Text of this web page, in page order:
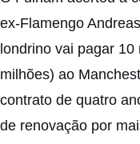
ex-Flamengo
londrino vai pagar
milhões) ao
contrato de quatro
de renovação por